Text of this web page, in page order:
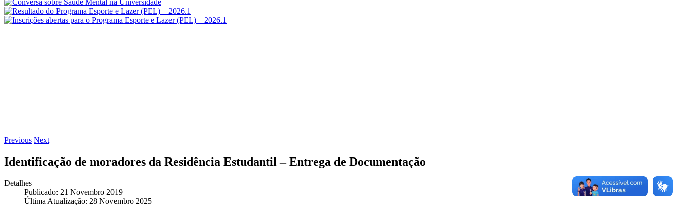
Previous Next
Identificação de moradores da Residência Estudantil – Entrega de Documentação
Detalhes
Publicado: 21 Novembro 2019
Última Atualização: 28 Novembro 2025